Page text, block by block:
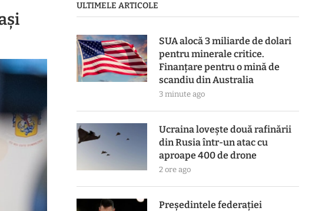
ULTIMELE ARTICOLE
SUA alocă 3 miliarde de dolari
pentru minerale critice.
Finanțare pentru o mină de
scandiu din Australia
3 minute ago
Ucraina lovește două rafinării
din Rusia într-un atac cu
aproape 400 de drone
2 ore ago
Președintele federației